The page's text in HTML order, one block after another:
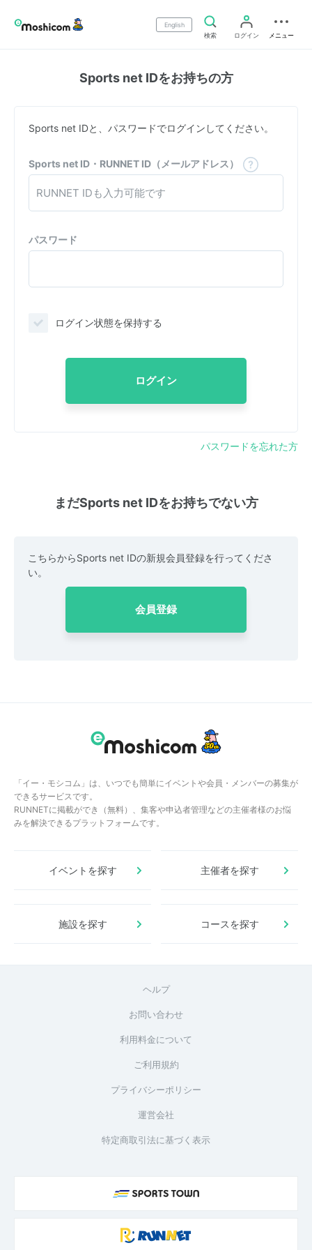
English
検索
ログイン メニュー
Sports net IDをお持ちの方
Sports net IDと、パスワードでログインしてください。
Sports net ID・RUNNET ID（メールアドレス）
パスワード
ログイン状態を保持する
ログイン
パスワードを忘れた方
まだSports net IDをお持ちでない方
こちらからSports net IDの新規会員登録を行ってくださ
い。
会員登録
「イー・モシコム」は、いつでも簡単にイベントや会員・メンバーの募集が
できるサービスです。
RUNNETに掲載ができ（無料）、集客や申込者管理などの主催者様のお悩
みを解決できるプラットフォームです。
イベントを探す 主催者を探す
施設を探す コースを探す
ヘルプ
お問い合わせ
利用料金について
ご利用規約
プライバシーポリシー
運営会社
特定商取引法に基づく表示